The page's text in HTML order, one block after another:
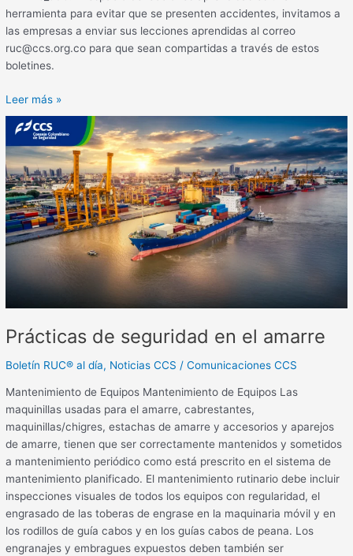
herramienta para evitar que se presenten accidentes, invitamos a
las empresas a enviar sus lecciones aprendidas al correo
ruc@ccs.org.co para que sean compartidas a través de estos
boletines.
Leer más »
Prácticas de seguridad en el amarre
Boletín RUC® al día, Noticias CCS /Comunicaciones CCS
Mantenimiento de Equipos Mantenimiento de Equipos Las
maquinillas usadas para el amarre, cabrestantes,
maquinillas/chigres, estachas de amarre y accesorios y aparejos
de amarre, tienen que ser correctamente mantenidos y sometidos
a mantenimiento periódico como está prescrito en el sistema de
mantenimiento planificado. El mantenimiento rutinario debe incluir
inspecciones visuales de todos los equipos con regularidad, el
engrasado de las toberas de engrase en la maquinaria móvil y en
los rodillos de guía cabos y en los guías cabos de peana. Los
engranajes y embragues expuestos deben también ser
Prácticas
seguridad
en
el
amarre